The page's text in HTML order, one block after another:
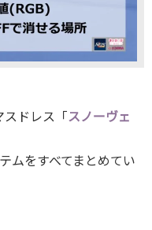
スドレス「スノーヴェ
ムをすべてまとめてい